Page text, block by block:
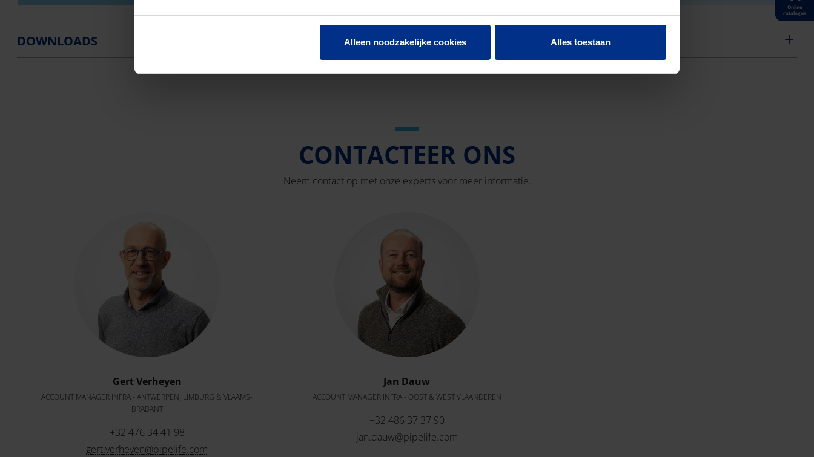
Alleen noodzakelijke cookies Alles toestaan
DOWNLOADS
CONTACTEER ONS
Neem contact op met onze experts voor meer informatie.
Gert Verheyen
ACCOUNT MANAGER INFRA - ANTWERPEN, LIMBURG & VLAAMS-
BRABANT
+32 476 34 41 98
gert.verheyen@pipelife.com
Jan Dauw
ACCOUNT MANAGER INFRA - OOST & WEST VLAANDEREN
+32 486 37 37 90
jan.dauw@pipelife.com
Online
catalogus